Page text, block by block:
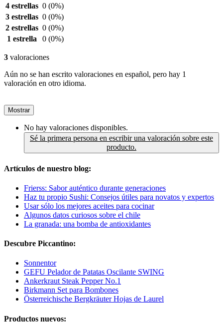
4 estrellas 0 (0%)
3 estrellas 0 (0%)
2 estrellas 0 (0%)
1 estrella
0 (0%)
3 valoraciones
Aún no se han escrito valoraciones en español, pero hay 1
valoración en otro idioma.
Mostrar
No hay valoraciones disponibles.
Sé la primera persona en escribir una valoración sobre este
producto.
Artículos de nuestro blog:
Frierss: Sabor auténtico durante generaciones
Haz tu propio Sushi: Consejos útiles para novatos y expertos
Usar sólo los mejores aceites para cocinar
Algunos datos curiosos sobre el chile
La granada: una bomba de antioxidantes
Descubre Piccantino:
Sonnentor
GEFU Pelador de Patatas Oscilante SWING
Ankerkraut Steak Pepper No.1
Birkmann Set para Bombones
Österreichische Bergkräuter Hojas de Laurel
Productos nuevos: